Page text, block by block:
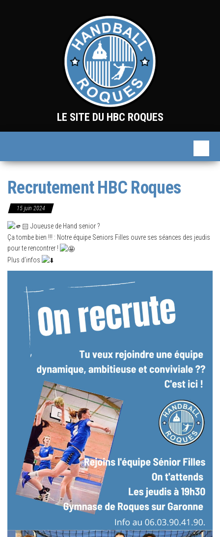
LE SITE DU HBC ROQUES
Recrutement HBC Roques
15 juin 2024
Joueuse de Hand senior ?
Ça tombe bien !!! : Notre équipe Seniors Filles ouvre ses séances des jeudis
pour te rencontrer !
Plus d’infos